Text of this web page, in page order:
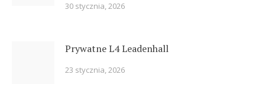
30 stycznia, 2026
Prywatne L4 Leadenhall
23 stycznia, 2026